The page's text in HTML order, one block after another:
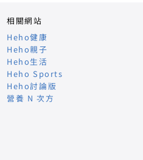
相關網站
Heho健康
Heho親子
Heho生活
Heho Sports
Heho討論版
營養 N 次方